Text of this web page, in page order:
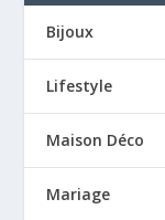
Bijoux
Lifestyle
Maison Déco
Mariage